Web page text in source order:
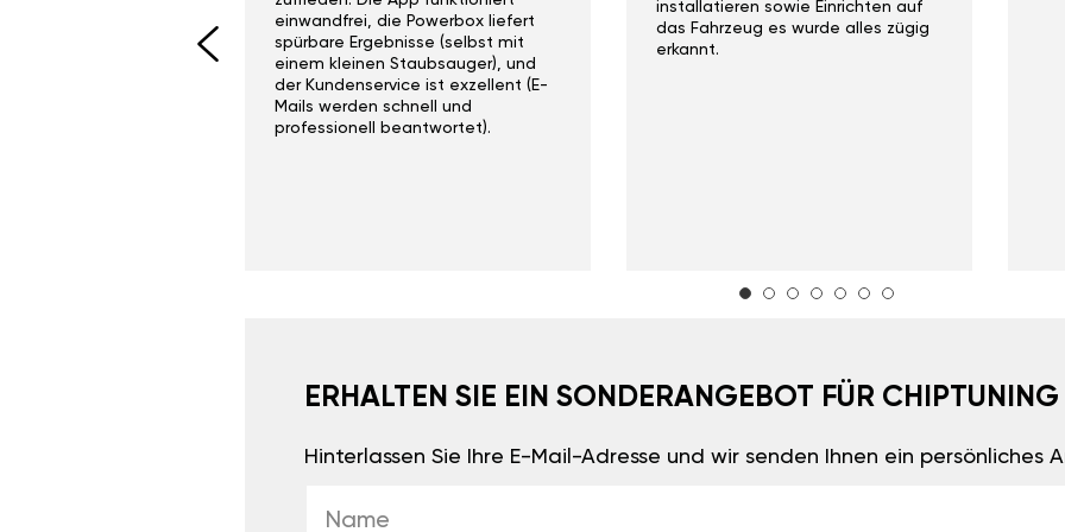
einwandfrei, die Powerbox liefert
spürbare Ergebnisse (selbst mit
einem kleinen Staubsauger), und
der Kundenservice ist exzellent (E-
Mails werden schnell und
professionell beantwortet).
installatieren sowie Einrichten auf
das Fahrzeug es wurde alles zügig
erkannt.
ERHALTEN SIE EIN SONDERANGEBOT FÜR CHIPTUNING
Hinterlassen Sie Ihre E-Mail-Adresse und wir senden Ihnen ein persönliches